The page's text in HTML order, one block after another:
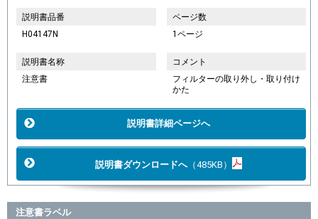
説明書品番
H04147N
ページ数
1ページ
説明書名称
注意書
コメント
フィルターの取り外し・取り付け
かた
説明書詳細ページへ
説明書ダウンロードへ（485KB）
注意書ラベル